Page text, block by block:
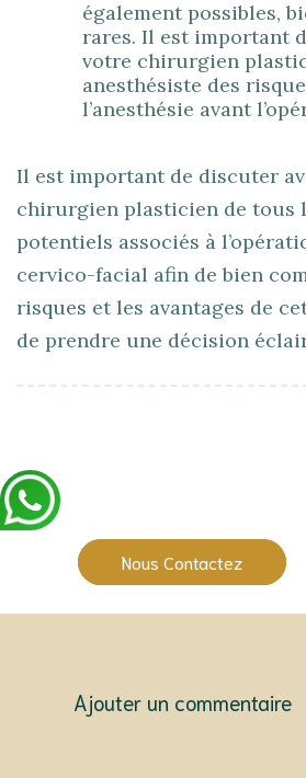
également possibles,
rares. Il est important
votre chirurgien
anesthésiste des
l’anesthésie avant
Il est important de discuter
chirurgien plasticien de tous
potentiels associés à
cervico-facial afin de bien
risques et les avantages de
de prendre une décision
Nous Contactez
Ajouter un commentaire